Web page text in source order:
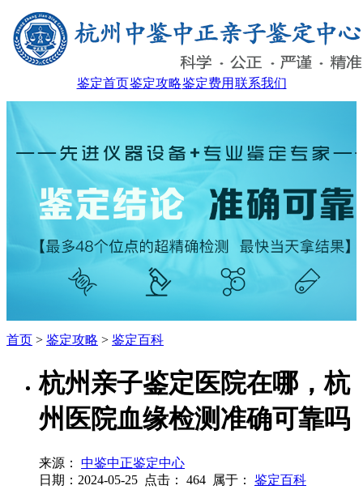
鉴定首页鉴定攻略鉴定费用 联系我们
首页 > 鉴定攻略 > 鉴定百科
杭州亲子鉴定医院在哪，杭
州医院血缘检测准确可靠吗
来源：
中鉴中正鉴定中心
日期：2024-05-25 点击： 464 属于： 鉴定百科